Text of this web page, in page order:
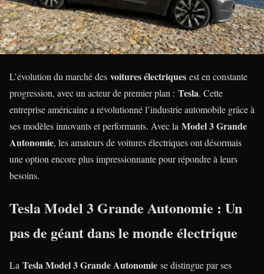
L’évolution du marché des voitures électriques est en constante
progression, avec un acteur de premier plan : Tesla. Cette
entreprise américaine a révolutionné l’industrie automobile grâce à
ses modèles innovants et performants. Avec la Model 3 Grande
Autonomie, les amateurs de voitures électriques ont désormais
une option encore plus impressionnante pour répondre à leurs
besoins.
Tesla Model 3 Grande Autonomie : Un
pas de géant dans le monde électrique
La Tesla Model 3 Grande Autonomie se distingue par ses